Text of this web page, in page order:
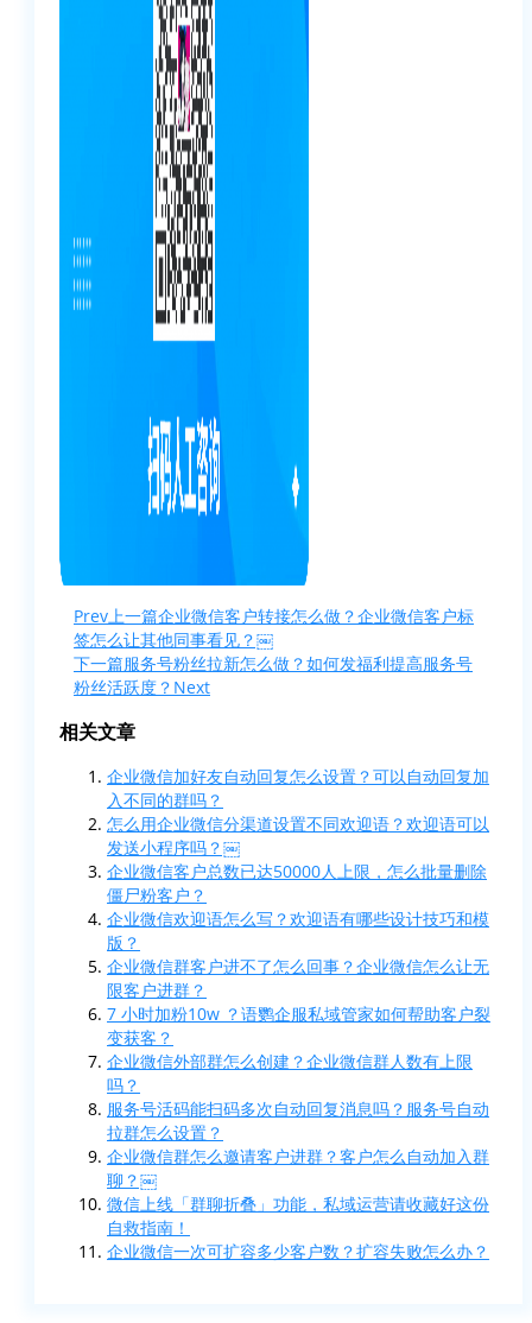
Prev 上一篇企业微信客户转接怎么做？企业微信客户标
签怎么让其他同事看见？￼
下一篇服务号粉丝拉新怎么做？如何发福利提高服务号
粉丝活跃度？ Next
相关文章
企业微信加好友自动回复怎么设置？可以自动回复加
入不同的群吗？
怎么用企业微信分渠道设置不同欢迎语？欢迎语可以
发送小程序吗？￼
企业微信客户总数已达50000人上限，怎么批量删除
僵尸粉客户？
企业微信欢迎语怎么写？欢迎语有哪些设计技巧和模
版？
企业微信群客户进不了怎么回事？企业微信怎么让无
限客户进群？
7 小时加粉10w ？语鹦企服私域管家如何帮助客户裂
变获客？
企业微信外部群怎么创建？企业微信群人数有上限
吗？
服务号活码能扫码多次自动回复消息吗？服务号自动
拉群怎么设置？
企业微信群怎么邀请客户进群？客户怎么自动加入群
聊？￼
微信上线「群聊折叠」功能，私域运营请收藏好这份
自救指南！
企业微信一次可扩容多少客户数？扩容失败怎么办？